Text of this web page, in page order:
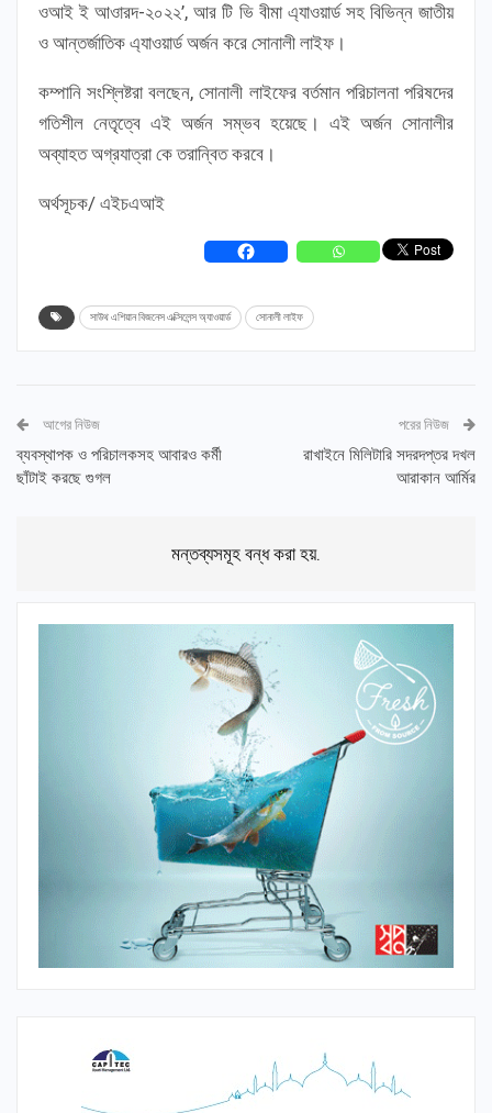
ওআই ই আওারদ-২০২২’, আর টি ভি বীমা এ্যাওয়ার্ড সহ বিভিন্ন জাতীয়
ও আন্তর্জাতিক এ্যাওয়ার্ড অর্জন করে সোনালী লাইফ।
কম্পানি সংশ্লিষ্টরা বলছেন, সোনালী লাইফের বর্তমান পরিচালনা পরিষদের
গতিশীল নেতৃত্বে এই অর্জন সম্ভব হয়েছে। এই অর্জন সোনালীর
অব্যাহত অগ্রযাত্রা কে তরান্বিত করবে।
অর্থসূচক/ এইচএআই
সাউথ এশিয়ান বিজনেস এক্সিলেন্স অ্যাওয়ার্ড সোনালী লাইফ
আগের নিউজ
ব্যবস্থাপক ও পরিচালকসহ আবারও কর্মী
ছাঁটাই করছে গুগল
পরের নিউজ
রাখাইনে মিলিটারি সদরদপ্তর দখল
আরাকান আর্মির
মন্তব্যসমূহ বন্ধ করা হয়.